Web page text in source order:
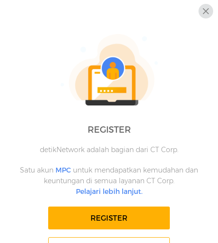
REGISTER
detikNetwork adalah bagian dari CT Corp.
Satu akun MPC untuk mendapatkan kemudahan dan
keuntungan di semua layanan CT Corp.
Pelajari lebih lanjut.
REGISTER